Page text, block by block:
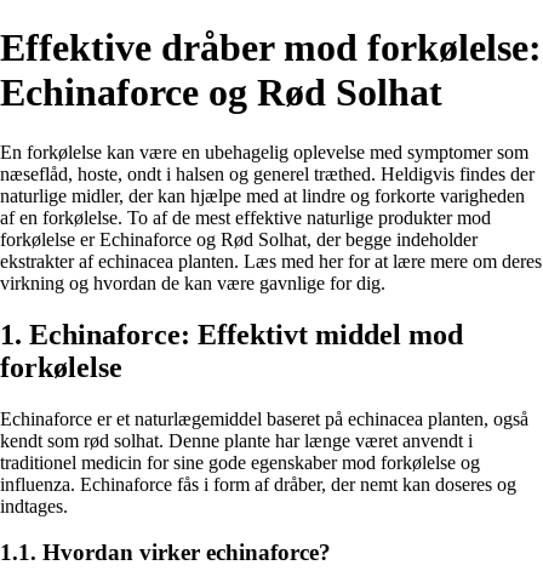
Effektive dråber mod forkølelse:
Echinaforce og Rød Solhat
En forkølelse kan være en ubehagelig oplevelse med symptomer som
næseflåd, hoste, ondt i halsen og generel træthed. Heldigvis findes der
naturlige midler, der kan hjælpe med at lindre og forkorte varigheden
af en forkølelse. To af de mest effektive naturlige produkter mod
forkølelse er Echinaforce og Rød Solhat, der begge indeholder
ekstrakter af echinacea planten. Læs med her for at lære mere om deres
virkning og hvordan de kan være gavnlige for dig.
1. Echinaforce: Effektivt middel mod
forkølelse
Echinaforce er et naturlægemiddel baseret på echinacea planten, også
kendt som rød solhat. Denne plante har længe været anvendt i
traditionel medicin for sine gode egenskaber mod forkølelse og
influenza. Echinaforce fås i form af dråber, der nemt kan doseres og
indtages.
1.1. Hvordan virker echinaforce?